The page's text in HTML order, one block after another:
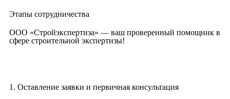
Этапы сотрудничества
ООО «Стройэкспертиза» — ваш проверенный помощник в
сфере строительной экспертизы!
1. Оставление заявки и первичная консультация